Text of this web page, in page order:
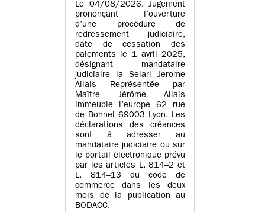
Le 04/08/2026. Jugement
prononçant l’ouverture
d’une procédure de
redressement judiciaire,
date de cessation des
paiements le 1 avril 2025,
désignant mandataire
judiciaire la Selarl Jerome
Allais Représentée par
Maître Jérôme Allais
immeuble l’europe 62 rue
de Bonnel 69003 Lyon. Les
déclarations des créances
sont à adresser au
mandataire judiciaire ou sur
le portail électronique prévu
par les articles L. 814–2 et
L. 814–13 du code de
commerce dans les deux
mois de la publication au
BODACC.